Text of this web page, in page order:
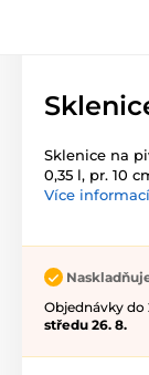
Sklenice na
0,35 l, pr. 10
Více informací
Objednávky do
středu 26. 8.